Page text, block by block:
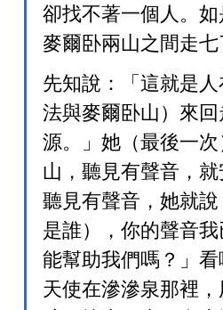
卻找不著一個人。
麥爾卧兩山之間走七
先知說：「這就是
法與麥爾卧山）來
源。」她（最後一
山，聽見有聲音，
聽見有聲音，她就
是誰），你的聲音
能幫助我們嗎？」
天使在滲滲泉那裡